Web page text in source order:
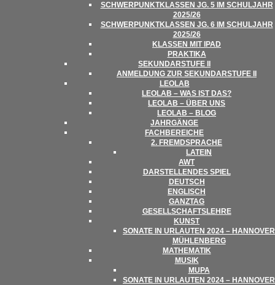
SCHWER­PUNKT­KLAS­SEN JG. 5 IM SCHUL­JAHR
2025/​​26
SCHWER­PUNKT­KLAS­SEN JG. 6 IM SCHUL­JAHR
2025/​​26
KLAS­SEN MIT IPAD
PRAK­TIKA
SEKUN­DAR­STUFE II
ANMEL­DUNG ZUR SEKUN­DAR­STUFE II
LEO­LAB
LEO­LAB – WAS IST DAS?
LEO­LAB – ÜBER UNS
LEO­LAB – BLOG
JAHR­GÄNGE
FACH­BE­REI­CHE
2. FREMD­SPRA­CHE
LATEIN
AWT
DAR­STEL­LEN­DES SPIEL
DEUTSCH
ENG­LISCH
GANZ­TAG
GESELL­SCHAFTS­LEHRE
KUNST
SONATE IN URLAU­TEN 2024 – HAN­NO­VER
MÜHLENBERG
MATHE­MA­TIK
MUSIK
MUPA
SONATE IN URLAU­TEN 2024 – HAN­NO­VER